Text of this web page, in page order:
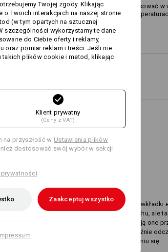
Suszyć w suszarce
Prasować
Można prać chemicznie w
perchloroetylenie
Samodzielne
przygotowanie
WKŁADKA – DWIE KORZYŚCI
korzyść dla pleców i ramion: sprawdzone wkładki
elastycznie dopasowują się do każdego ruchu, ale
niezbędne uczucie świeżości. Umożliwiają one
w newralgicznych miejscach, co jest wyraźnie
podczas ciężkiej pracy sprzyjającej poceniu się.
Twojej zgody. Klikając
Twoich interakcjach na naszej stronie
(w tym opartych na sztucznej
szczególności wykorzystamy te dane
do Ciebie oferty i reklamy,
oraz pomiar reklam i treści. Jeśli nie
plików cookie i metod, klikając
Klient prywatny
(Ceny z VAT)
na przyszłość w Ustawienia plików
dostosować swój wybór w sekcji
prywatności.
Zaakceptuj wszystko